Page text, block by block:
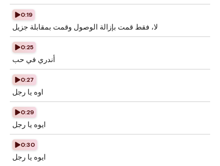
0:19
لا، فقط قمت بإزالة الوصول وقمت بمقابلة جزيل
0:25
أندري في حب
0:27
اوه يا رجل
0:29
ايوه يا رجل
0:30
ايوه يا رجل